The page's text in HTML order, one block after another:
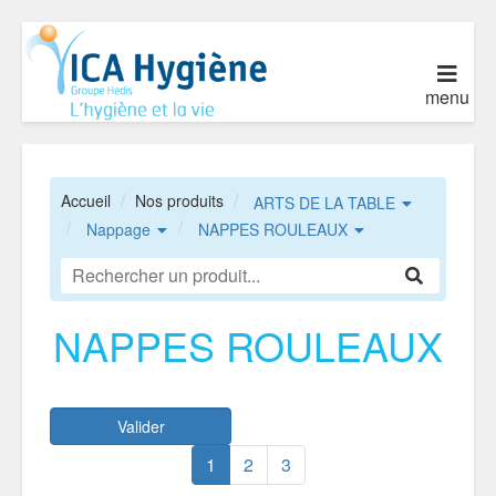
menu
Accueil Nos produits
ARTS DE LA TABLE
Nappage
NAPPES ROULEAUX
NAPPES ROULEAUX
Valider
1 2 3